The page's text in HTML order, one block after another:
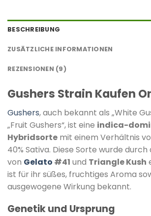
BESCHREIBUNG
ZUSÄTZLICHE INFORMATIONEN
REZENSIONEN (9)
Gushers Strain Kaufen
Gushers, auch bekannt als „White
„Fruit Gushers“, ist eine indica-
Hybridsorte mit einem Verhältnis
40% Sativa. Diese Sorte wurde durch
von Gelato #41 und Triangle Kush
ist für ihr süßes, fruchtiges Aroma
ausgewogene Wirkung bekannt.
Genetik und Ursprung